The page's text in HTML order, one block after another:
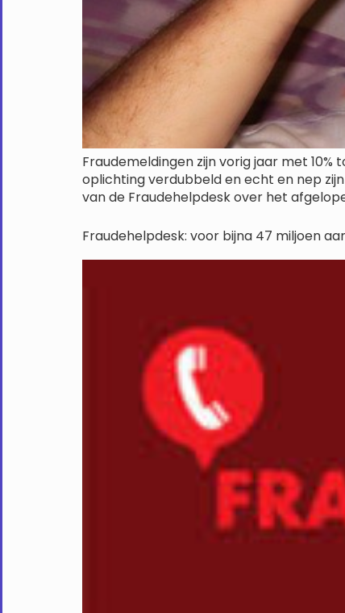
Fraudemeldingen zijn vorig jaar met
oplichting verdubbeld en echt en nep
van de Fraudehelpdesk over het
Fraudehelpdesk: voor bijna 47 miljoen